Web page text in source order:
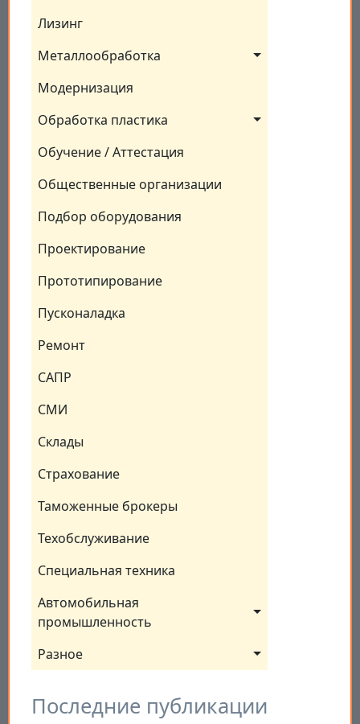
Лизинг
Металлообработка
Модернизация
Обработка пластика
Обучение / Аттестация
Общественные организации
Подбор оборудования
Проектирование
Прототипирование
Пусконаладка
Ремонт
САПР
СМИ
Склады
Страхование
Таможенные брокеры
Техобслуживание
Специальная техника
Автомобильная
промышленность
Разное
Последние публикации